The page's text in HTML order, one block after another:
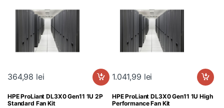
HPE ProLiant DL3X0 Gen11 1U 2P
Standard Fan Kit
364,98 lei
HPE ProLiant DL3X0 Gen11 1U High
Performance Fan Kit
1.041,99 lei